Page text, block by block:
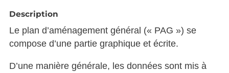
Description
Le plan d’aménagement général (« PAG ») se
compose d’une partie graphique et écrite.
D’une manière générale, les données sont mis à